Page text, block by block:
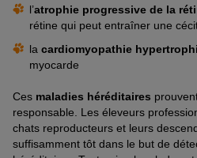
l’atrophie progressive de la
rétine qui peut entraîner une
la cardiomyopathie
myocarde
Ces maladies héréditaires
responsable. Les éleveurs
chats reproducteurs et leurs
suffisamment tôt dans le but de